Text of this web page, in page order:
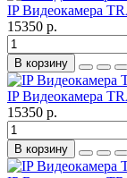
IP Видеокамера
15350 р.
В корзину
IP Видеокамера
15350 р.
В корзину